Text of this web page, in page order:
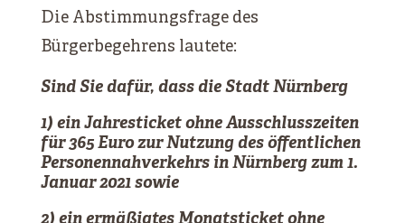
Die Abstimmungsfrage des
Bürgerbegehrens lautete:
Sind Sie dafür, dass die Stadt Nürnberg
1) ein Jahresticket ohne Ausschlusszeiten
für 365 Euro zur Nutzung des öffentlichen
Personennahverkehrs in Nürnberg zum 1.
Januar 2021 sowie